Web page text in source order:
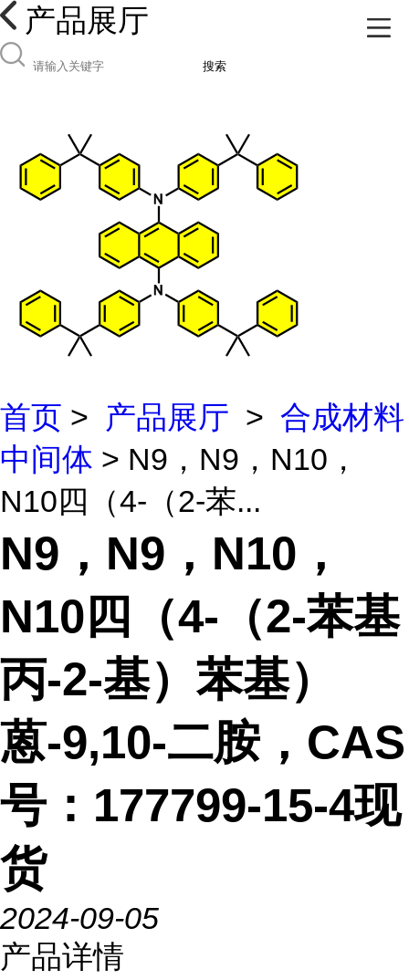
产品展厅
搜索
首页 > 产品展厅 > 合成材料
中间体 > N9，N9，N10，
N10四（4-（2-苯...
N9，N9，N10，
N10四（4-（2-苯基
丙-2-基）苯基）
蒽-9,10-二胺，CAS
号：177799-15-4现
货
2024-09-05
产品详情